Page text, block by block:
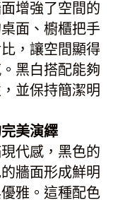
增強了空間的
面、櫥櫃把手
，讓空間顯得
黑白搭配能夠
並保持簡潔明
美演繹
代感，黑色的
牆面形成鮮明
雅。這種配色